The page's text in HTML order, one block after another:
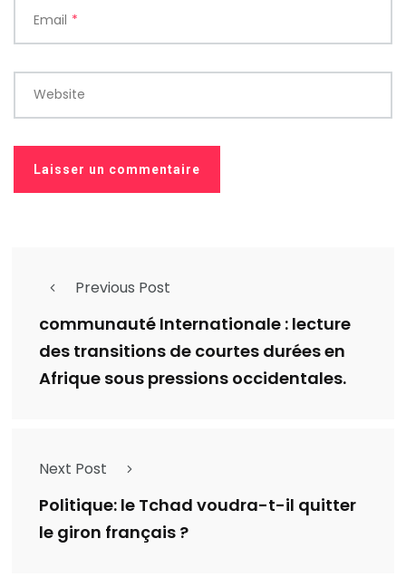
Email *
Website
Previous Post
communauté Internationale : lecture
des transitions de courtes durées en
Afrique sous pressions occidentales.
Next Post
Politique: le Tchad voudra-t-il quitter
le giron français ?